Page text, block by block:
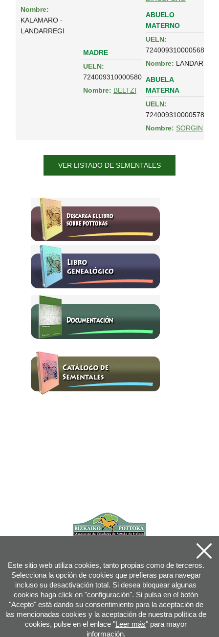
Nombre:
KALAMARO -
LANDARREGI
MADRE
UELN:
724009310000580
Nombre: BELTZI
ABUELO
MATERNO
UELN:
724009310000568
Nombre: LANDAR
ABUELA
MATERNA
UELN:
724009310000578
Nombre: SORGIN
VER LISTADO DE SEMENTALES
Este sitio web utiliza cookies, tanto propias como de terceros.
Selecciona la opción de cookies que prefieras para navegar
incluso su desactivación total. Si desea bloquear algunas
cookies haga click en "configuración". Si pulsa en el botón
"Acepto" está dando su consentimiento para la aceptación de
las mencionadas cookies y la aceptación de nuestra política de
cookies, pulse en el enlace "Leer más" para mayor
información.